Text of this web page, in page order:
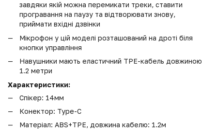
завдяки якій можна перемикати треки, ставити
програвання на паузу та відтворювати знову,
приймати вхідні дзвінки
Мікрофон у цій моделі розташований на дроті біля
кнопки управління
Навушники мають еластичний TPE-кабель довжиною
1.2 метри
Характеристики:
Спікер: 14мм
Конектор: Type-C
Матеріал: ABS+TPE, довжина кабелю: 1.2м